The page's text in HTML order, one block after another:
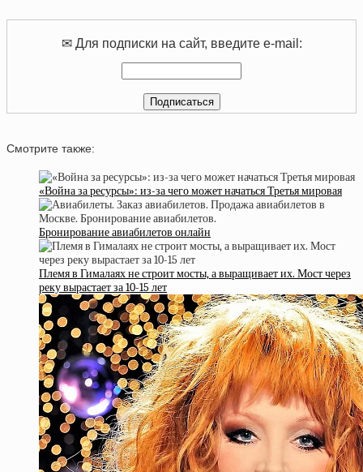
✉ Для подписки на сайт, введите e-mail:
Смотрите также:
«Война за ресурсы»: из-за чего может начаться Третья мировая
Бронирование авиабилетов онлайн
Племя в Гималаях не строит мосты, а выращивает их. Мост через
реку вырастает за 10-15 лет